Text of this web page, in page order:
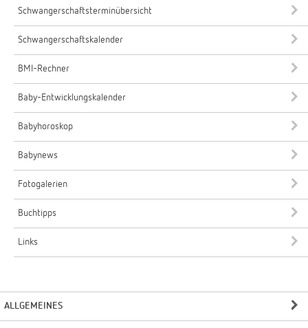
Schwangerschaftsterminübersicht
Schwangerschaftskalender
BMI-Rechner
Baby-Entwicklungskalender
Babyhoroskop
Babynews
Fotogalerien
Buchtipps
Links
ALLGEMEINES